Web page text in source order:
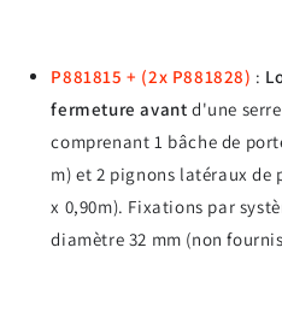
P881815 + (2x P881828) :
fermeture avant d'une
comprenant 1 bâche de
m) et 2 pignons latéraux de
x 0,90m). Fixations par
diamètre 32 mm (non